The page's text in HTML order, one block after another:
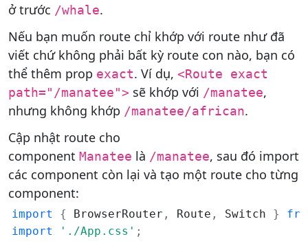
ở trước /whale.
Nếu bạn muốn route chỉ khớp với route như đã
viết chứ không phải bất kỳ route con nào, bạn có
thể thêm prop exact. Ví dụ, <Route exact
path="/manatee"> sẽ khớp với /manatee,
nhưng không khớp /manatee/african.
Cập nhật route cho
component Manatee là /manatee, sau đó import
các component còn lại và tạo một route cho từng
component:
import { BrowserRouter , Route , Switch }
import
'./App.css' ;